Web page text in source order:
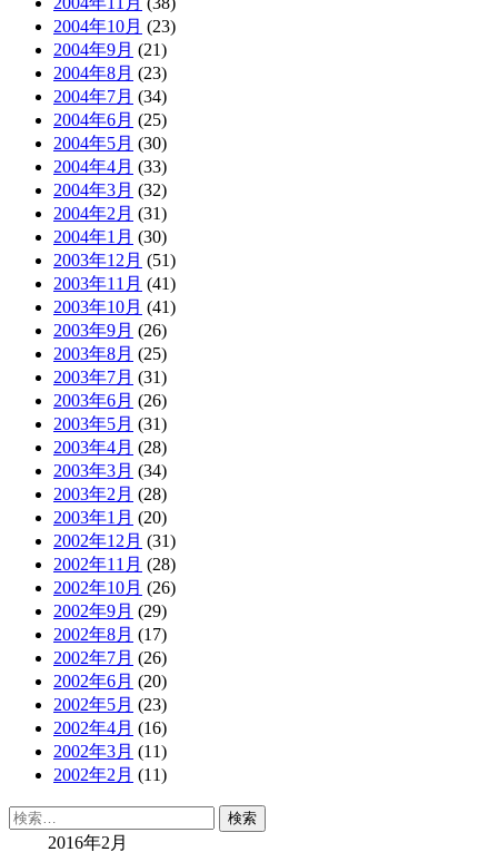
2004年10月 (23)
2004年9月 (21)
2004年8月 (23)
2004年7月 (34)
2004年6月 (25)
2004年5月 (30)
2004年4月 (33)
2004年3月 (32)
2004年2月 (31)
2004年1月 (30)
2003年12月 (51)
2003年11月 (41)
2003年10月 (41)
2003年9月 (26)
2003年8月 (25)
2003年7月 (31)
2003年6月 (26)
2003年5月 (31)
2003年4月 (28)
2003年3月 (34)
2003年2月 (28)
2003年1月 (20)
2002年12月 (31)
2002年11月 (28)
2002年10月 (26)
2002年9月 (29)
2002年8月 (17)
2002年7月 (26)
2002年6月 (20)
2002年5月 (23)
2002年4月 (16)
2002年3月 (11)
2002年2月 (11)
検
2016年2月